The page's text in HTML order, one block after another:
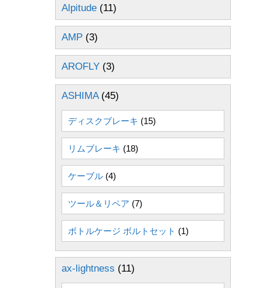
Alpitude (11)
AMP (3)
AROFLY (3)
ASHIMA(45)
ディスクブレーキ (15)
リムブレーキ (18)
ケーブル (4)
ツール＆リペア (7)
ボトルケージ ボルトセット (1)
ax-lightness (11)